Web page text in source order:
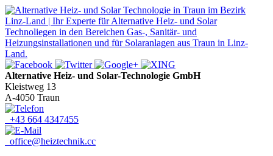
Alternative Heiz- und Solar-Technologie GmbH
Kleistweg 13
A-4050 Traun
+43 664 4347455
office@​heiztechnik.cc